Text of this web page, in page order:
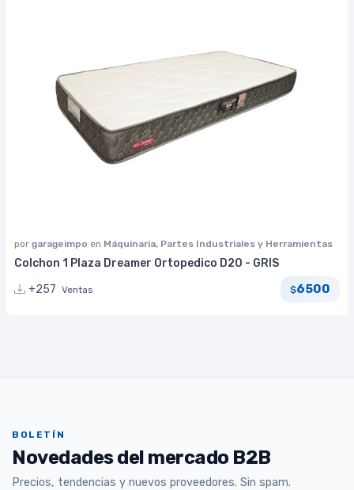
por garageimpo en Máquinaria, Partes Industriales y Herramientas
Colchon 1 Plaza Dreamer Ortopedico D20 - GRIS
+257 Ventas $6500
BOLETÍN
Novedades del mercado B2B
Precios, tendencias y nuevos proveedores. Sin spam.